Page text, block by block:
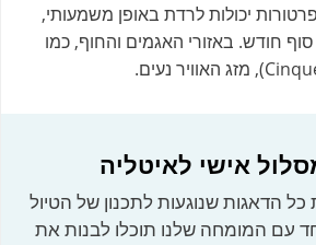
יכולות לרדת באופן משמעותי,
חודש. באזורי האגמים והחוף, כמו
אישי לאיטליה
הדאגות שנוגעות לתכנון של הטיול
עם המומחה שלנו תוכלו לבנות את